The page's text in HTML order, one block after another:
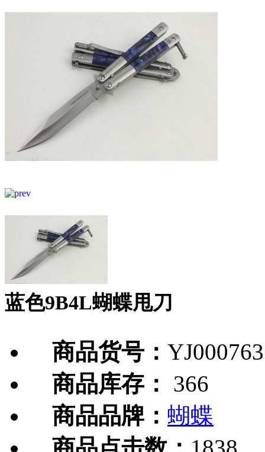
蓝色9B4L蝴蝶甩刀
商品货号： YJ000763
商品库存：
366
商品品牌： 蝴蝶